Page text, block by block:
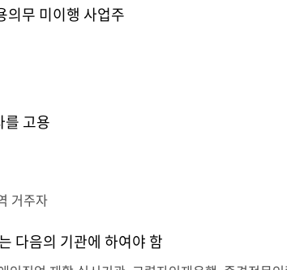
무 미이행 사업주
를 고용
거주자
다음의 기관에 하여야 함